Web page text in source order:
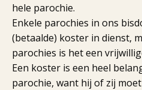
hele parochie.
Enkele parochies in ons
(betaalde) koster in dienst,
parochies is het een
Een koster is een heel
parochie, want hij of zij